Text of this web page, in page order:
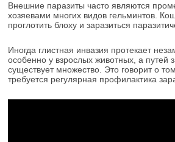
Внешние паразиты часто являются
хозяевами многих видов гельминтов.
проглотить блоху и заразиться
Иногда глистная инвазия протекает
особенно у взрослых животных, а путей
существует множество. Это говорит о
требуется регулярная профилактика